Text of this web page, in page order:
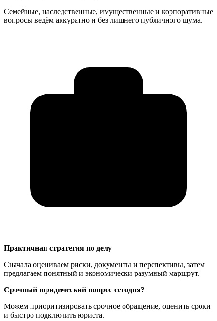
Семейные, наследственные, имущественные и корпоративные
вопросы ведём аккуратно и без лишнего публичного шума.
Практичная стратегия по делу
Сначала оцениваем риски, документы и перспективы, затем
предлагаем понятный и экономически разумный маршрут.
Срочный юридический вопрос сегодня?
Можем приоритизировать срочное обращение, оценить сроки
и быстро подключить юриста.